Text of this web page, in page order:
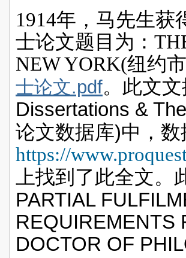
1914年，马先生获
士论文题目为：
NEW YORK(纽约
士论文.pdf。此文
Dissertations &
论文数据库)中，
https://
上找到了此全文。
PARTIAL
REQUIREMENTS
DOCTOR OF